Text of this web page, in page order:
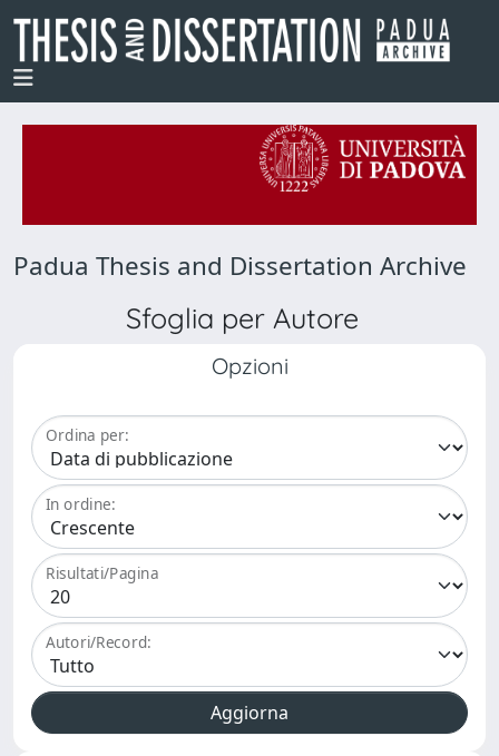
Padua Thesis and Dissertation Archive
Sfoglia per Autore
Opzioni
Ordina per:
In ordine:
Risultati/Pagina
Autori/Record: